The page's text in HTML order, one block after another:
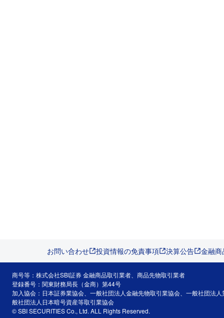
お問い合わせ 投資情報の免責事項 決算公告 金融
商号等：株式会社SBI証券 金融商品取引業者、商品先物取引業者
登録番号：関東財務局長（金商）第44号
加入協会：日本証券業協会、一般社団法人金融先物取引業協会、一般社団法
般社団法人日本暗号資産等取引業協会
© SBI SECURITIES Co., Ltd. ALL Rights Reserved.